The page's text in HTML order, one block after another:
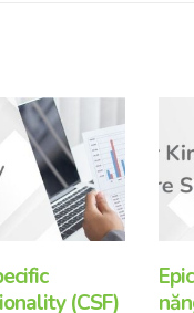
(CSF)